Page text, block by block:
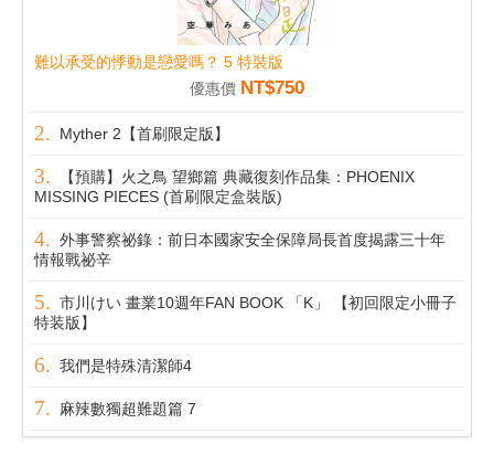
難以承受的悸動是戀愛嗎？ 5 特裝版
優惠價 NT$750
Myther 2【首刷限定版】
【預購】火之鳥 望鄉篇 典藏復刻作品集：PHOENIX
MISSING PIECES (首刷限定盒裝版)
外事警察祕錄：前日本國家安全保障局長首度揭露三十年
情報戰祕辛
市川けい 畫業10週年FAN BOOK 「K」 【初回限定小冊子
特装版】
我們是特殊清潔師4
麻辣數獨超難題篇 7